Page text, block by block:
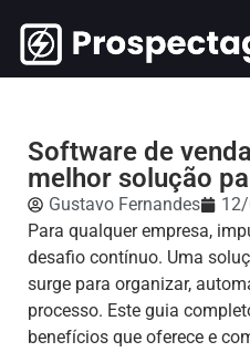
Software de
melhor solução
Gustavo Fernandes
Para qualquer empresa,
desafio contínuo. Uma
surge para organizar,
processo. Este guia
benefícios que oferece e